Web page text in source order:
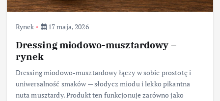
Rynek 17 maja, 2026
Dressing miodowo-musztardowy –
rynek
Dressing miodowo-musztardowy łączy w sobie prostotę i
uniwersalność smaków — słodycz miodu i lekko pikantna
nuta musztardy. Produkt ten funkcjonuje zarówno jako